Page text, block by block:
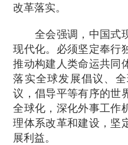
改革落实。
全会强调，中国式现
现代化。必须坚定奉行
推动构建人类命运共同
落实全球发展倡议、
议，倡导平等有序的世
全球化，深化外事工作
理体系改革和建设，坚
展利益。